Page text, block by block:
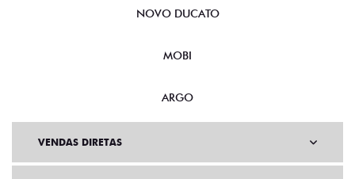
NOVO DUCATO
MOBI
ARGO
VENDAS DIRETAS